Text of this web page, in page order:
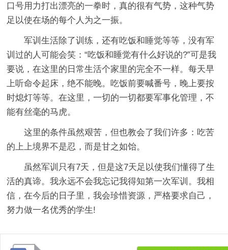
口号用力打出漂亮的一拳时，真的很有气势，这种气势
足以使在场的每个人为之一振。
军训生活除了训练，还有吃饭和睡觉等等，没有军
训过的人可能会笑：“吃饭和睡觉有什么好说的?”可是我
要说，在这里的日常生活个家里的完全不一样。每天早
上听命令起床，绝不能晚。吃饭前要喊番号，晚上要按
时熄灯等等。在这里，一切的一切都要军事化管理，不
能有丝毫的马虎。
这里的条件虽然艰苦，但也教会了我们许多：吃苦
的上上境界不是忍，而是甘之如饴。
虽然军训只有7天，但是这7天足以使我们懂得了生
活的真谛。我永远不会我忘记我得知第一次军训。我相
信，在今后的日子里，我会珍惜资源，严格要求自己，
努力做一名优秀的学生!